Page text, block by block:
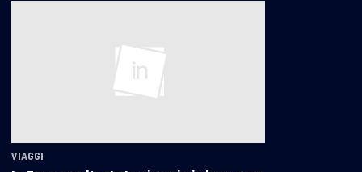
VIAGGI